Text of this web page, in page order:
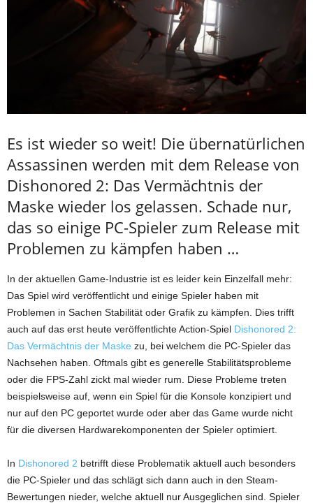
Es ist wieder so weit! Die übernatürlichen
Assassinen werden mit dem Release von
Dishonored 2: Das Vermächtnis der
Maske wieder los gelassen. Schade nur,
das so einige PC-Spieler zum Release mit
Problemen zu kämpfen haben …
In der aktuellen Game-Industrie ist es leider kein Einzelfall mehr:
Das Spiel wird veröffentlicht und einige Spieler haben mit
Problemen in Sachen Stabilität oder Grafik zu kämpfen. Dies trifft
auch auf das erst heute veröffentlichte Action-Spiel Dishonored 2:
Das Vermächtnis der Maske zu, bei welchem die PC-Spieler das
Nachsehen haben. Oftmals gibt es generelle Stabilitätsprobleme
oder die FPS-Zahl zickt mal wieder rum. Diese Probleme treten
beispielsweise auf, wenn ein Spiel für die Konsole konzipiert und
nur auf den PC geportet wurde oder aber das Game wurde nicht
für die diversen Hardwarekomponenten der Spieler optimiert.
In Dishonored 2 betrifft diese Problematik aktuell auch besonders
die PC-Spieler und das schlägt sich dann auch in den Steam-
Bewertungen nieder, welche aktuell nur Ausgeglichen sind. Spieler